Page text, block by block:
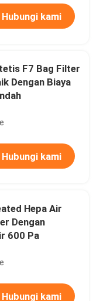
Hubungi kami
F7 Bag Filter
Dengan Biaya
Hubungi kami
Hepa Air
Dengan
600 Pa
Hubungi kami